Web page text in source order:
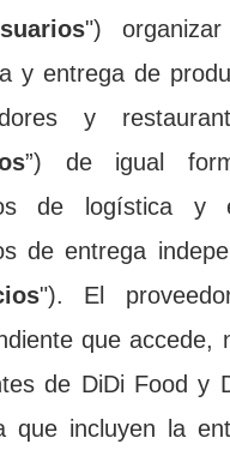
")
y entrega de
y
”) de igual
de logística y
de entrega
"). El
que accede,
de DiDi Food y
que incluyen la